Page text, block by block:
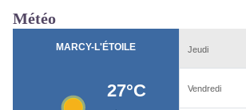
Météo